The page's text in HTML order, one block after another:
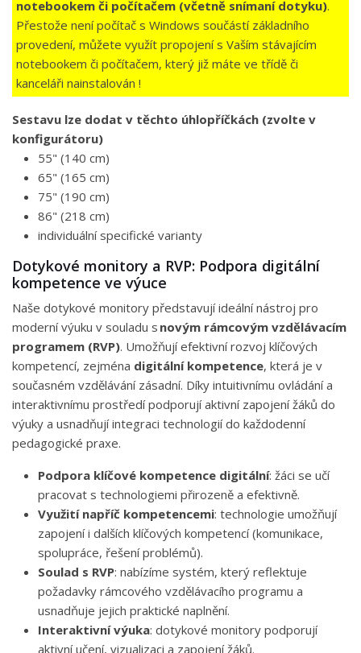
notebookem či počítačem (včetně snímaní dotyku).
Přestože není počítač s Windows součástí základního
provedení, můžete využít propojení s Vaším stávajícím
notebookem či počítačem, který již máte ve třídě či
kanceláři nainstalován !
Sestavu lze dodat v těchto úhlopříčkách (zvolte v
konfigurátoru)
55" (140 cm)
65" (165 cm)
75" (190 cm)
86" (218 cm)
individuální specifické varianty
Dotykové monitory a RVP: Podpora digitální
kompetence ve výuce
Naše dotykové monitory představují ideální nástroj pro
moderní výuku v souladu s novým rámcovým vzdělávacím
programem (RVP). Umožňují efektivní rozvoj klíčových
kompetencí, zejména digitální kompetence, která je v
současném vzdělávání zásadní. Díky intuitivnímu ovládání a
interaktivnímu prostředí podporují aktivní zapojení žáků do
výuky a usnadňují integraci technologií do každodenní
pedagogické praxe.
Podpora klíčové kompetence digitální: žáci se učí
pracovat s technologiemi přirozeně a efektivně.
Využití napříč kompetencemi: technologie umožňují
zapojení i dalších klíčových kompetencí (komunikace,
spolupráce, řešení problémů).
Soulad s RVP: nabízíme systém, který reflektuje
požadavky rámcového vzdělávacího programu a
usnadňuje jejich praktické naplnění.
Interaktivní výuka: dotykové monitory podporují
aktivní učení, vizualizaci a zapojení žáků.